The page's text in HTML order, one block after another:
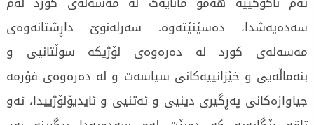
سەدەیەشدا، دەسێنێتەوە. سەرلەنوێ داڕشتانەوەی
مەسەلەی کورد لە دەرەوەی لۆژیکە سوڵتانیی و
بنەماڵەیی و خێزانییەکانی سیاسەت و لە دەرەوەی فۆرمە
جیاوازەکانی پەڕگیری دینیی و ئەتنیی و ئایدیۆلۆژییدا، ئەو